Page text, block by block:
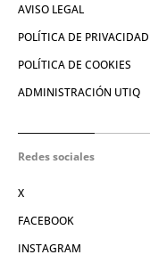
AVISO LEGAL
POLÍTICA DE PRIVACIDAD
POLÍTICA DE COOKIES
ADMINISTRACIÓN UTIQ
Redes sociales
X
FACEBOOK
INSTAGRAM